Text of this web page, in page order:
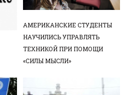
АМЕРИКАНСКИЕ СТУДЕНТЫ
НАУЧИЛИСЬ УПРАВЛЯТЬ
ТЕХНИКОЙ ПРИ ПОМОЩИ
«СИЛЫ МЫСЛИ»